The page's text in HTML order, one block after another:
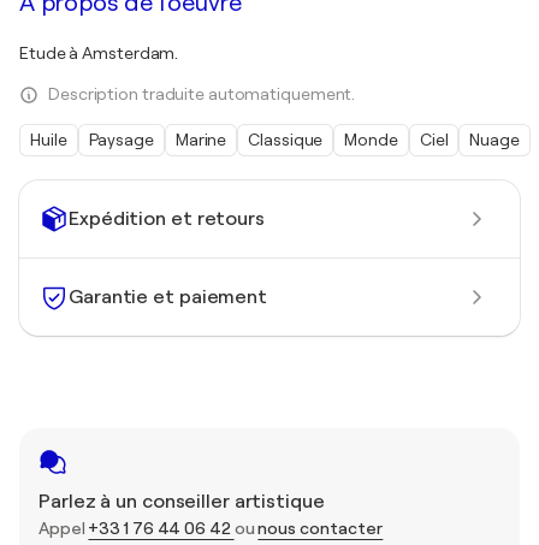
Expédition et retours
Garantie et paiement
Parlez à un conseiller artistique
Appel +33 1 76 44 06 42 ounous contacter
Etude à Amsterdam.
Description traduite automatiquement.
Huile Paysage Marine Classique Monde Ciel Nuage